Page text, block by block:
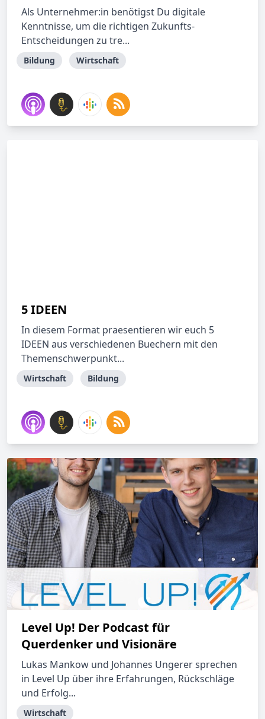
Als Unternehmer:in benötigst Du digitale
Kenntnisse, um die richtigen Zukunfts-
Entscheidungen zu tre...
Bildung Wirtschaft
5 IDEEN
In diesem Format praesentieren wir euch 5
IDEEN aus verschiedenen Buechern mit den
Themenschwerpunkt...
Wirtschaft Bildung
Level Up! Der Podcast für
Querdenker und Visionäre
Lukas Mankow und Johannes Ungerer sprechen
in Level Up über ihre Erfahrungen, Rückschläge
und Erfolg...
Wirtschaft